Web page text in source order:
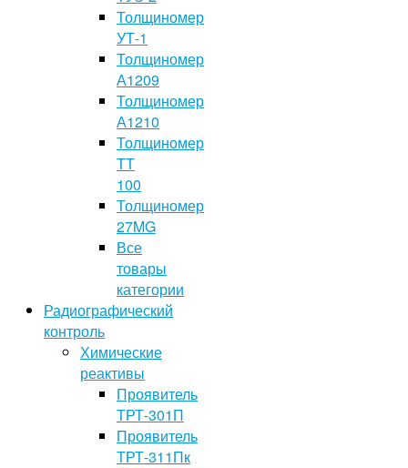
Толщиномер
УТ-1
Толщиномер
А1209
Толщиномер
А1210
Толщиномер
TT
100
Толщиномер
27MG
Все
товары
категории
Радиографический
контроль
Химические
реактивы
Проявитель
ТРТ-301П
Проявитель
ТРТ-311Пк